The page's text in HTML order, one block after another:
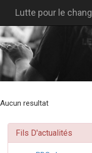
Lutte pour le
Aucun resultat
Fils D'actualités